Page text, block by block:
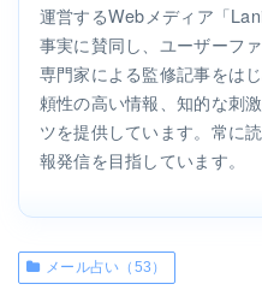
運営するWebメディア「
事実に賛同し、ユーザーフ
専門家による監修記事をは
頼性の高い情報、知的な刺
ツを提供しています。常に
報発信を目指しています。
メール占い（53）